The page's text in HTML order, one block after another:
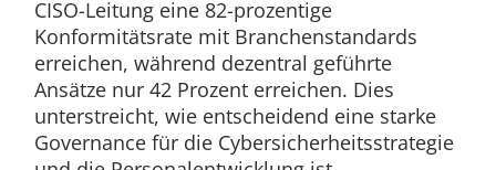
CISO-Leitung eine 82-prozentige
Konformitätsrate mit Branchenstandards
erreichen, während dezentral geführte
Ansätze nur 42 Prozent erreichen. Dies
unterstreicht, wie entscheidend eine starke
Governance für die Cybersicherheitsstrategie